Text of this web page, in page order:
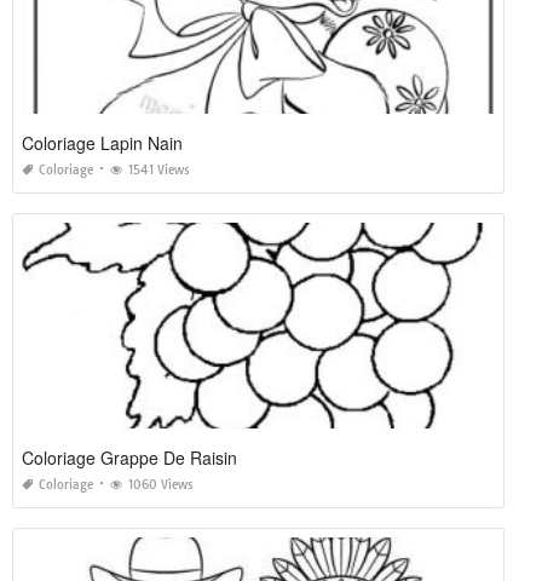
Coloriage Lapin Nain
Coloriage 1541 Views
Coloriage Grappe De Raisin
Coloriage 1060 Views